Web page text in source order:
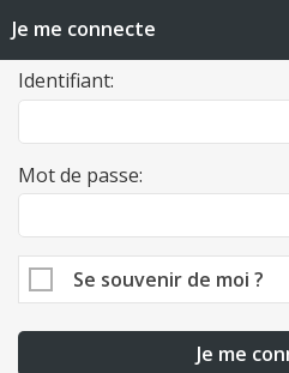
Je me connecte
Identifiant:
Mot de passe:
Se souvenir de moi ?
Je me